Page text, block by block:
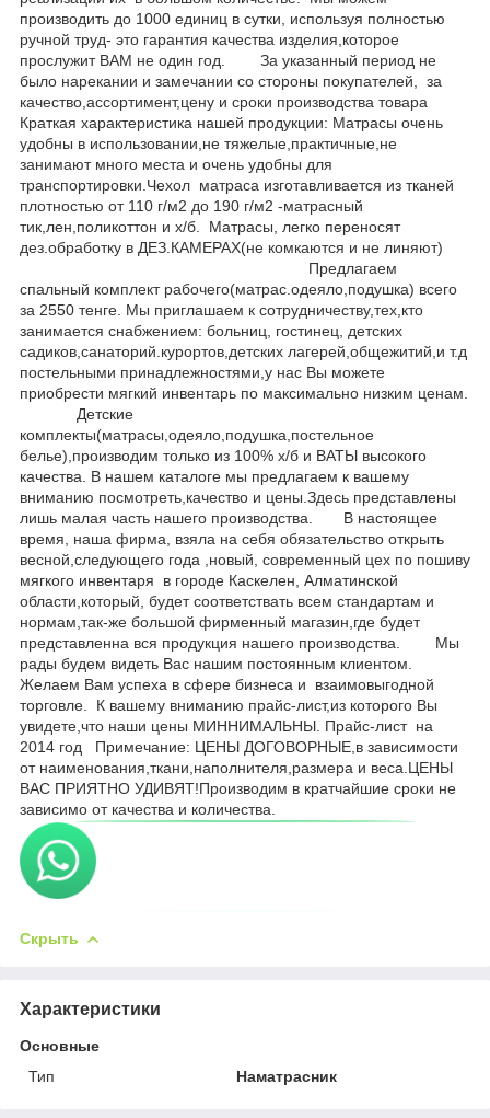
производить до 1000 единиц в сутки, используя полностью
ручной труд- это гарантия качества изделия,которое
прослужит ВАМ не один год. За указанный период не
было нарекании и замечании со стороны покупателей, за
качество,ассортимент,цену и сроки производства товара
Краткая характеристика нашей продукции: Матрасы очень
удобны в использовании,не тяжелые,практичные,не
занимают много места и очень удобны для
транспортировки.Чехол матраса изготавливается из тканей
плотностью от 110 г/м2 до 190 г/м2 -матрасный
тик,лен,поликоттон и х/б. Матрасы, легко переносят
дез.обработку в ДЕЗ.КАМЕРАХ(не комкаются и не линяют)
Предлагаем
спальный комплект рабочего(матрас.одеяло,подушка) всего
за 2550 тенге. Мы приглашаем к сотрудничеству,тех,кто
занимается снабжением: больниц, гостинец, детских
садиков,санаторий.курортов,детских лагерей,общежитий,и т.д
постельными принадлежностями,у нас Вы можете
приобрести мягкий инвентарь по максимально низким ценам.
Детские
комплекты(матрасы,одеяло,подушка,постельное
белье),производим только из 100% х/б и ВАТЫ высокого
качества. В нашем каталоге мы предлагаем к вашему
вниманию посмотреть,качество и цены.Здесь представлены
лишь малая часть нашего производства. В настоящее
время, наша фирма, взяла на себя обязательство открыть
весной,следующего года ,новый, современный цех по пошиву
мягкого инвентаря в городе Каскелен, Алматинской
области,который, будет соответствать всем стандартам и
нормам,так-же большой фирменный магазин,где будет
представленна вся продукция нашего производства. Мы
рады будем видеть Вас нашим постоянным клиентом.
Желаем Вам успеха в сфере бизнеса и взаимовыгодной
торговле. К вашему вниманию прайс-лист,из которого Вы
увидете,что наши цены МИННИМАЛЬНЫ. Прайс-лист на
2014 год Примечание: ЦЕНЫ ДОГОВОРНЫЕ,в зависимости
от наименования,ткани,наполнителя,размера и веса.ЦЕНЫ
ВАС ПРИЯТНО УДИВЯТ!Производим в кратчайшие сроки не
зависимо от качества и количества.
Скрыть
Характеристики
Основные
Тип
Наматрасник